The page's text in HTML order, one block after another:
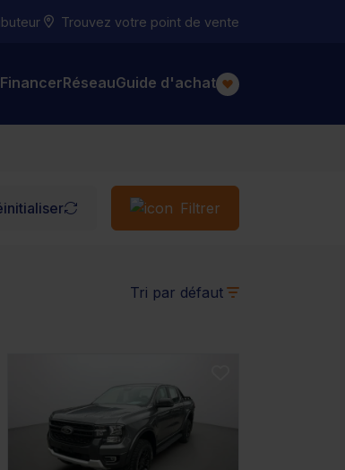
Trouvez votre point de vente
FinancerRéseauGuide d'achat
Filtrer
Tri par défaut